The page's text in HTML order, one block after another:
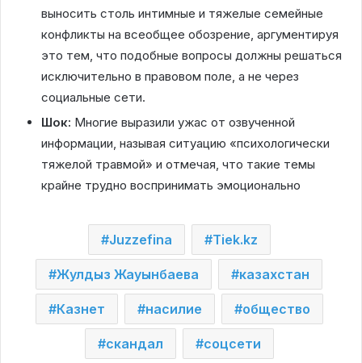
выносить столь интимные и тяжелые семейные
конфликты на всеобщее обозрение, аргументируя
это тем, что подобные вопросы должны решаться
исключительно в правовом поле, а не через
социальные сети.
Шок: Многие выразили ужас от озвученной
информации, называя ситуацию «психологически
тяжелой травмой» и отмечая, что такие темы
крайне трудно воспринимать эмоционально
Juzzefina Tiek.kz
Жулдыз Жауынбаева казахстан
Казнет насилие общество
скандал соцсети